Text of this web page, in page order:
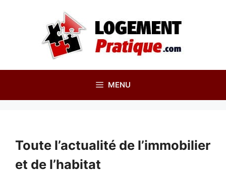
MENU
Toute l’actualité de l’immobilier
et de l’habitat